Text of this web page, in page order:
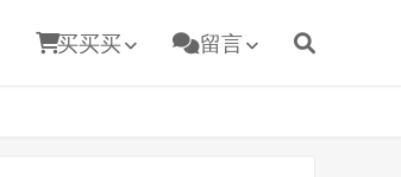
买买买 留言